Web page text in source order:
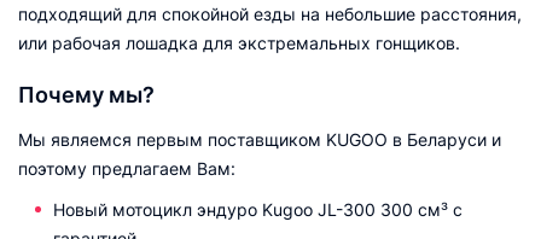
подходящий для спокойной езды на небольшие расстояния,
или рабочая лошадка для экстремальных гонщиков.
Почему мы?
Мы являемся первым поставщиком KUGOO в Беларуси и
поэтому предлагаем Вам:
Новый мотоцикл эндуро Kugoo JL-300 300 см³ с